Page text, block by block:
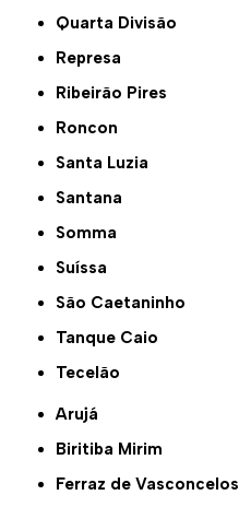
Quarta Divisão
Represa
Ribeirão Pires
Roncon
Santa Luzia
Santana
Somma
Suíssa
São Caetaninho
Tanque Caio
Tecelão
Arujá
Biritiba Mirim
Ferraz de Vasconcelos